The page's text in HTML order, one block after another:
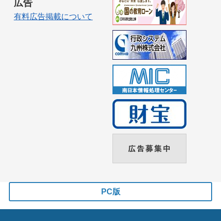
広告
有料広告掲載について
PC版